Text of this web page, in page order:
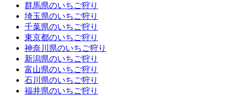
群馬県のいちご狩り
埼玉県のいちご狩り
千葉県のいちご狩り
東京都のいちご狩り
神奈川県のいちご狩り
新潟県のいちご狩り
富山県のいちご狩り
石川県のいちご狩り
福井県のいちご狩り